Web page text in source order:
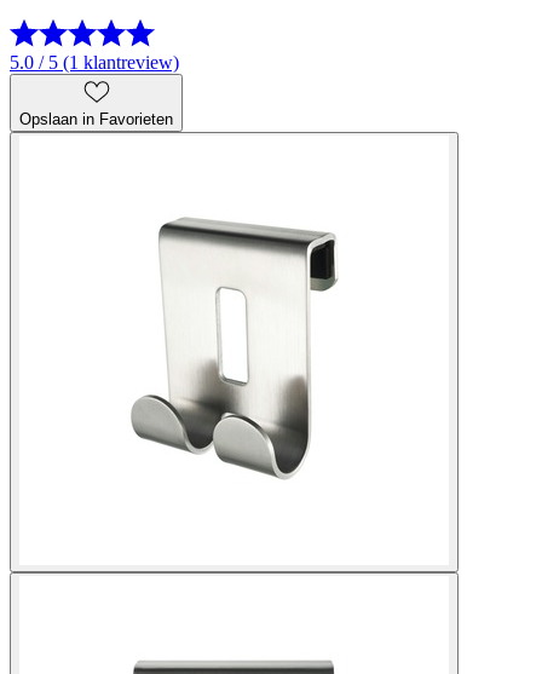
5.0 / 5 (1 klantreview)
Opslaan in Favorieten